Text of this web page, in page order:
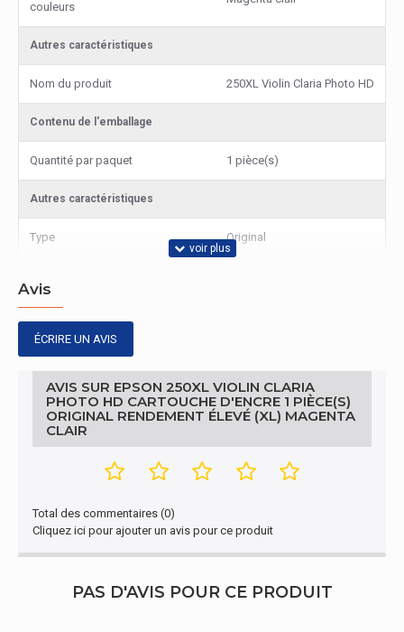
couleurs
Autres caractéristiques
Nom du produit 250XL Violin Claria Photo HD
Contenu de l'emballage
Quantité par paquet 1 pièce(s)
Autres caractéristiques
Type Original
Avis
ÉCRIRE UN AVIS
AVIS SUR EPSON 250XL VIOLIN CLARIA
PHOTO HD CARTOUCHE D'ENCRE 1 PIÈCE(S)
ORIGINAL RENDEMENT ÉLEVÉ (XL) MAGENTA
CLAIR
Total des commentaires (0)
Cliquez ici pour ajouter un avis pour ce produit
PAS D'AVIS POUR CE PRODUIT